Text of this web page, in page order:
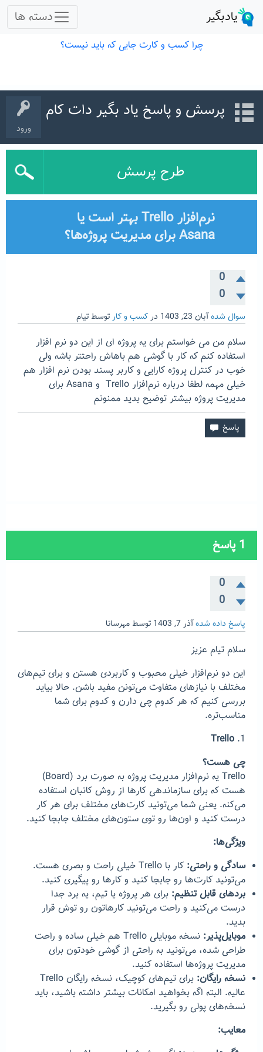
ورود
پرسش و پاسخ یاد بگیر دات کام
طرح پرسش
نرم‌افزار Trello بهتر است یا
Asana برای مدیریت پروژه‌ها؟
0
0
سوال شدهآبان 23, 1403 درکسب و کارتوسط تیام
سلام من می خواستم برای یه پروژه ای از این دو نرم افزار
استفاده کنم که کار با گوشی هم باهاش راحتتر باشه ولی
خوب در کنترل پروژه کارایی و کاربر پسند بودن نرم افزار هم
خیلی مهمه لطفا درباره نرم‌افزار Trello و Asana برای
مدیریت پروژه‌ بیشتر توضیح بدید ممنونم
1پاسخ
0
0
پاسخ داده شدهآذر 7, 1403 توسط مهرسانا
سلام تیام عزیز
این دو نرم‌افزار خیلی محبوب و کاربردی هستن و برای تیم‌های
مختلف با نیازهای متفاوت می‌تونن مفید باشن. حالا بیاید
بررسی کنیم که هر کدوم چی دارن و کدوم برای شما
مناسب‌تره.
1.
Trello
چی هست؟
Trello یه نرم‌افزار مدیریت پروژه به صورت برد (Board)
هست که برای سازماندهی کارها از روش کانبان استفاده
می‌کنه. یعنی شما می‌تونید کارت‌های مختلف برای هر کار
درست کنید و اون‌ها رو توی ستون‌های مختلف جابجا کنید.
ویژگی‌ها:
سادگی و راحتی:
کار با Trello خیلی راحت و بصری هست.
می‌تونید کارت‌ها رو جابجا کنید و کارها رو پیگیری کنید.
بردهای قابل تنظیم: برای هر پروژه یا تیم، یه برد جدا
درست می‌کنید و راحت می‌تونید کارهاتون رو توش قرار
بدید.
موبایل‌پذیر:
نسخه موبایلی Trello هم خیلی ساده و راحت
طراحی شده، می‌تونید به راحتی از گوشی خودتون برای
مدیریت پروژه‌ها استفاده کنید.
نسخه رایگان:
برای تیم‌های کوچیک، نسخه رایگان Trello
عالیه. البته اگه بخواهید امکانات بیشتر داشته باشید، باید
نسخه‌های پولی رو بگیرید.
معایب: